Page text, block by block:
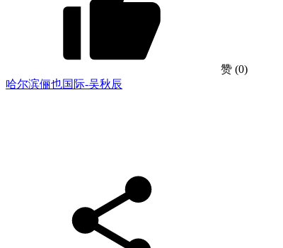
赞 (0)
哈尔滨俪也国际-吴秋辰